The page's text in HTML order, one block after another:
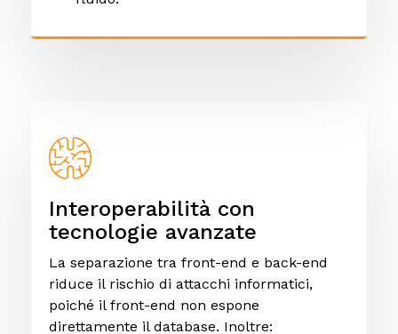
Interoperabilità con
tecnologie avanzate
La separazione tra front-end e back-end
riduce il rischio di attacchi informatici,
poiché il front-end non espone
direttamente il database. Inoltre: